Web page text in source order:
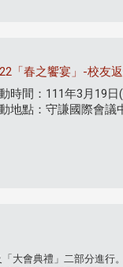
「春之饗宴」-校友
時間：111年3月19日
地點：守謙國際會議
會典禮」二部分進行